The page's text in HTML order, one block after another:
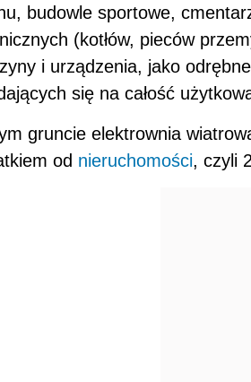
budowle sportowe,
(kotłów, pieców
i urządzenia, jako
się na całość
gruncie elektrownia
od nieruchomości, czyli